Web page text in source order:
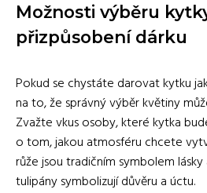
Možnosti výběru
přizpůsobení dárku
Pokud se chystáte darovat kytku
na to, že správný výběr květiny
Zvažte vkus osoby, které kytka
o tom, jakou atmosféru chcete
růže jsou tradičním symbolem
tulipány symbolizují důvěru a úctu.